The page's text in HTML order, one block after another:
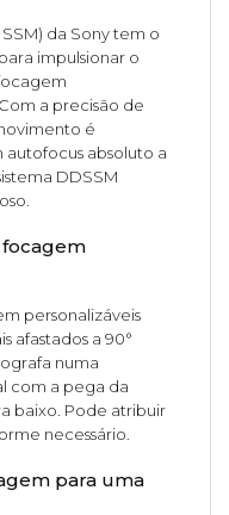
da Sony tem o
impulsionar o
a precisão de
é
absoluto a
DDSSM
personalizáveis
afastados a 90°
numa
com a pega da
baixo. Pode atribuir
necessário.
para uma